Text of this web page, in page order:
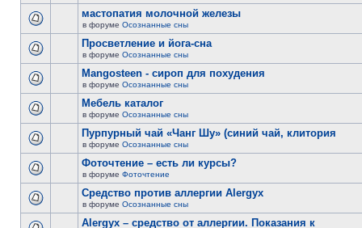
мастопатия молочной железы
в форуме Осознанные сны
Просветление и йога-сна
в форуме Осознанные сны
Mangosteen - сироп для похудения
в форуме Осознанные сны
Мебель каталог
в форуме Осознанные сны
Пурпурный чай «Чанг Шу» (синий чай, клитория
в форуме Осознанные сны
Фоточтение – есть ли курсы?
в форуме Фоточтение
Cредство против аллергии Alergyx
в форуме Осознанные сны
Alergyx – средство от аллергии. Показания к